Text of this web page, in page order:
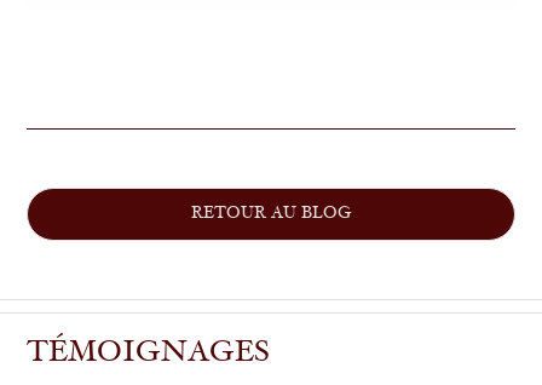
RETOUR AU BLOG
TÉMOIGNAGES